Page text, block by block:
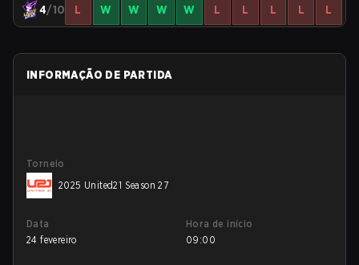
4/10 L W W W W L L L L L
INFORMAÇÃO DE PARTIDA
Torneio
2025 United21 Season 27
Data
24 fevereiro
Hora de início
09:00